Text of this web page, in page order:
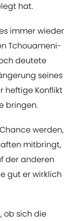
hat.
immer wieder
Tchouameni-
deutete
seines
heftige Konflikt
bringen.
werden,
mitbringt,
der anderen
gut er wirklich
ob sich die